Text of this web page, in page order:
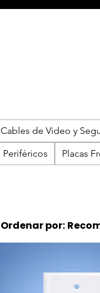
Cables de Video y
Periféricos
Placas
Ordenar por: